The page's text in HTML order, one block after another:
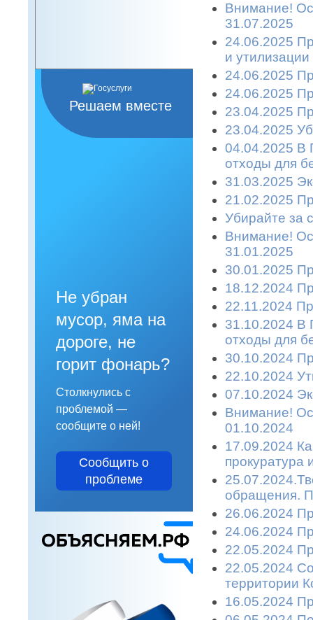
Решаем вместе
Не убран
мусор, яма на
дороге, не
горит фонарь?
Столкнулись с
проблемой —
сообщите о ней!
Сообщить о
проблеме
Внимание!
31.07.2025
24.06.2025
и
24.06.2025
24.06.2025
23.04.2025
23.04.2025
04.04.2025 В
отходы для
31.03.2025
21.02.2025
Убирайте за
Внимание!
31.01.2025
30.01.2025
18.12.2024
22.11.2024
31.10.2024 В
отходы для
30.10.2024
22.10.2024
07.10.2024
Внимание!
01.10.2024
17.09.2024
прокуратура
обращения.
26.06.2024
24.06.2024
22.05.2024
22.05.2024
территории
16.05.2024